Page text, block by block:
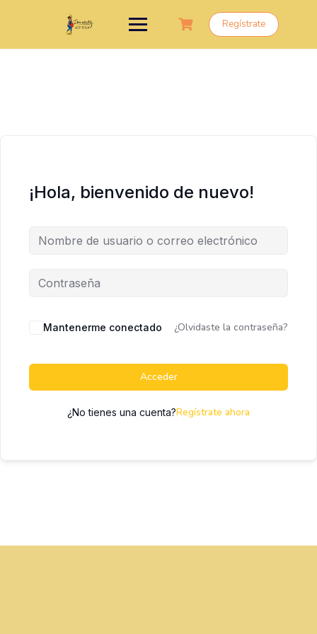
Regístrate
¡Hola, bienvenido de nuevo!
Mantenerme conectado ¿Olvidaste la contraseña?
Acceder
¿No tienes una cuenta?Regístrate ahora